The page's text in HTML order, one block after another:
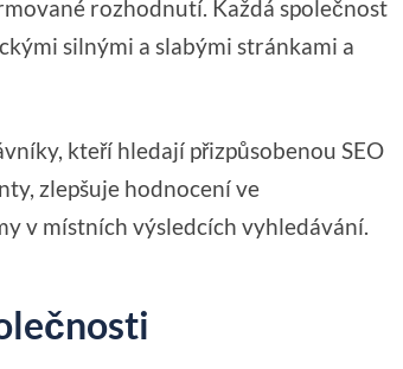
rozhodnutí. Každá společnost
silnými a slabými stránkami a
kteří hledají přizpůsobenou SEO
zlepšuje hodnocení ve
v místních výsledcích vyhledávání.